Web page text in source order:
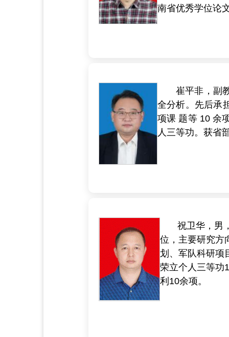
南省优秀学位论
崔平非，副
全分析。先后承
项课 题等 10 余
人三等功。获省
祝卫华，男
位，主要研究方
划、军队科研项
荣立个人三等功
利10余项。